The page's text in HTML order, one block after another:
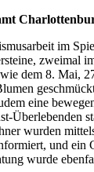
im
zweimal
dem 8. Mai,
eine
Überlebenden
wurden
und ein
wurde